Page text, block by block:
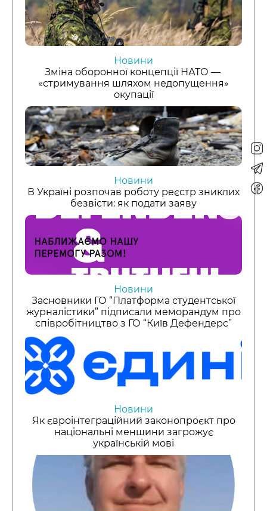
Новини
Зміна оборонної концепції НАТО —
«стримування шляхом недопущення»
окупації
Новини
В Україні розпочав роботу реєстр зниклих
безвісти: як подати заяву
Новини
Засновники ГО “Платформа студентської
журналістики” підписали меморандум про
співробітництво з ГО “Київ Дефендерс”
Новини
Як євроінтеграційний законопроєкт про
національні меншини загрожує
українській мові